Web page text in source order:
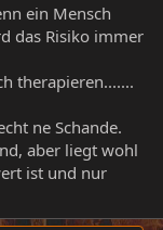
ein Mensch
das Risiko immer
therapieren.......
ne Schande.
aber liegt wohl
ist und nur